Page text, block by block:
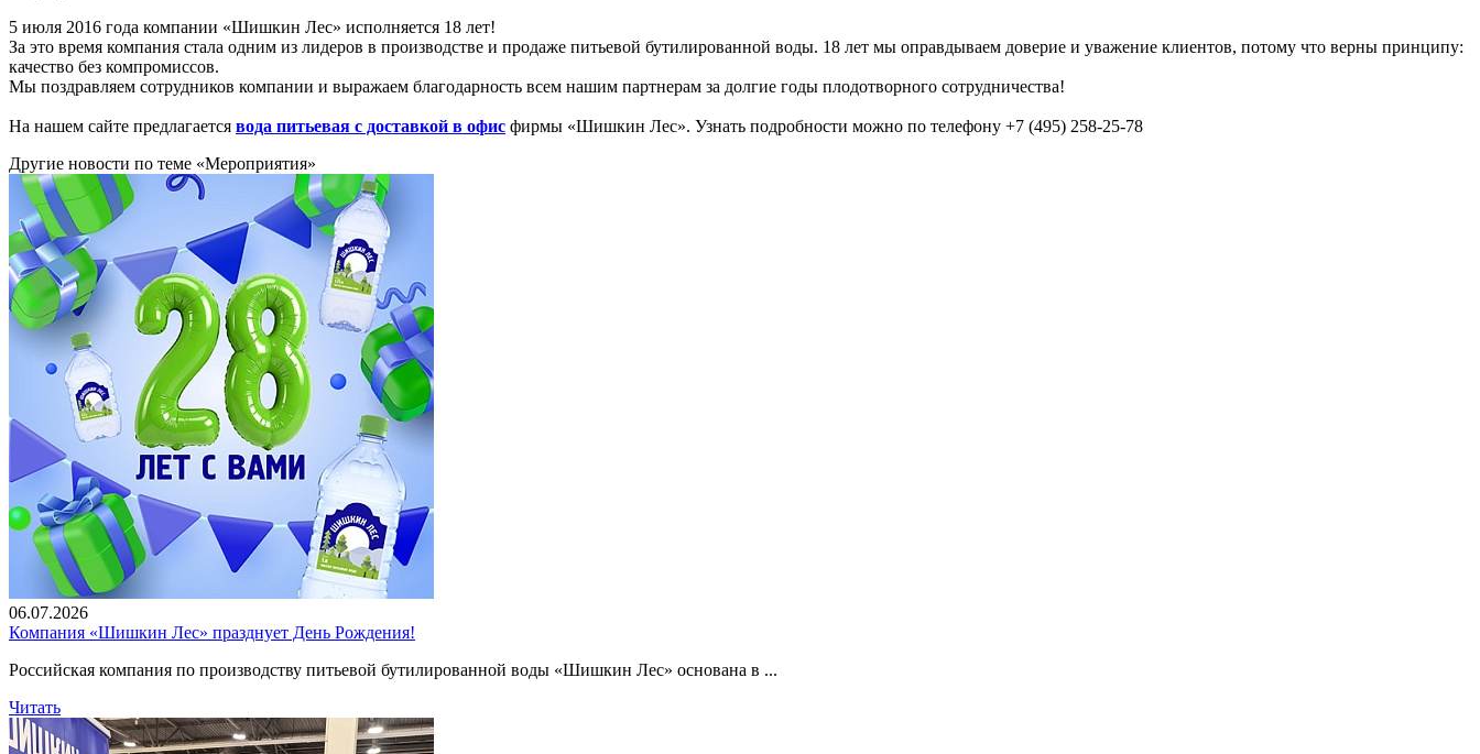
5 июля 2016 года компании «Шишкин Лес» исполняется 18 лет!
За это время компания стала одним из лидеров в производстве и продаже питьевой бутилированной воды. 18 лет мы оправдываем доверие и уважение клиентов, потому что верны принципу:
качество без компромиссов.
Мы поздравляем сотрудников компании и выражаем благодарность всем нашим партнерам за долгие годы плодотворного сотрудничества!
На нашем сайте предлагается вода питьевая с доставкой в офис фирмы «Шишкин Лес». Узнать подробности можно по телефону +7 (495) 258-25-78
Другие новости по теме «Мероприятия»
06.07.2026
Компания «Шишкин Лес» празднует День Рождения!
Российская компания по производству питьевой бутилированной воды «Шишкин Лес» основана в ...
Читать